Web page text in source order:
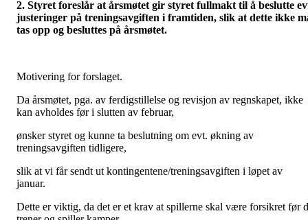
2. Styret foreslår at årsmøtet gir styret fullmakt til å beslutte
justeringer på treningsavgiften i framtiden, slik at dette ikke
tas opp og besluttes på årsmøtet.
Motivering for forslaget.
Da årsmøtet, pga. av ferdigstillelse og revisjon av regnskapet, ikke
kan avholdes før i slutten av februar,
ønsker styret og kunne ta beslutning om evt. økning av
treningsavgiften tidligere,
slik at vi får sendt ut kontingentene/treningsavgiften i løpet av
januar.
Dette er viktig, da det er et krav at spillerne skal være forsikret før